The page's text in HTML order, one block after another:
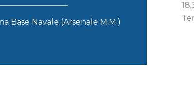
Base Navale (Arsenale M.M.)